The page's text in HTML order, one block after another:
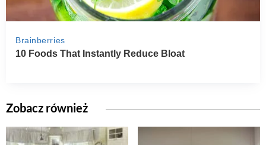
Zobacz również